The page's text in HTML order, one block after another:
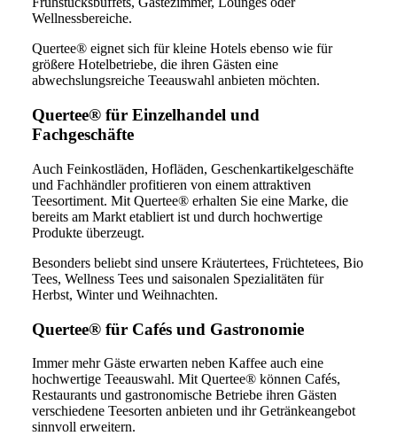
Wellnessbereiche.
Quertee® eignet sich für kleine Hotels ebenso wie für
größere Hotelbetriebe, die ihren Gästen eine
abwechslungsreiche Teeauswahl anbieten möchten.
Quertee® für Einzelhandel und
Fachgeschäfte
Auch Feinkostläden, Hofläden, Geschenkartikelgeschäfte
und Fachhändler profitieren von einem attraktiven
Teesortiment. Mit Quertee® erhalten Sie eine Marke, die
bereits am Markt etabliert ist und durch hochwertige
Produkte überzeugt.
Besonders beliebt sind unsere Kräutertees, Früchtetees, Bio
Tees, Wellness Tees und saisonalen Spezialitäten für
Herbst, Winter und Weihnachten.
Quertee® für Cafés und Gastronomie
Immer mehr Gäste erwarten neben Kaffee auch eine
hochwertige Teeauswahl. Mit Quertee® können Cafés,
Restaurants und gastronomische Betriebe ihren Gästen
verschiedene Teesorten anbieten und ihr Getränkeangebot
sinnvoll erweitern.